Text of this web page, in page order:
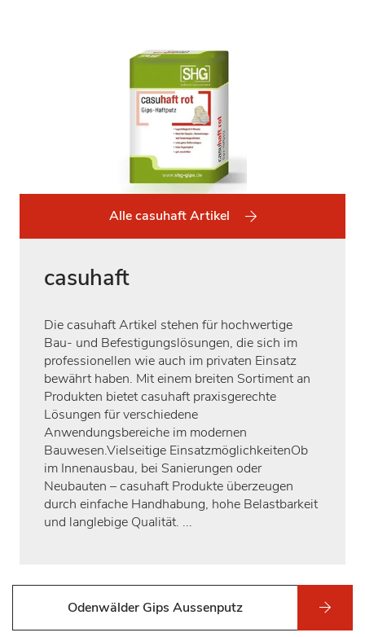
Alle casuhaft Artikel
casuhaft
Die casuhaft Artikel stehen für hochwertige
Bau- und Befestigungslösungen, die sich im
professionellen wie auch im privaten Einsatz
bewährt haben. Mit einem breiten Sortiment an
Produkten bietet casuhaft praxisgerechte
Lösungen für verschiedene
Anwendungsbereiche im modernen
Bauwesen.Vielseitige EinsatzmöglichkeitenOb
im Innenausbau, bei Sanierungen oder
Neubauten – casuhaft Produkte überzeugen
durch einfache Handhabung, hohe Belastbarkeit
und langlebige Qualität. ...
Odenwälder Gips Aussenputz